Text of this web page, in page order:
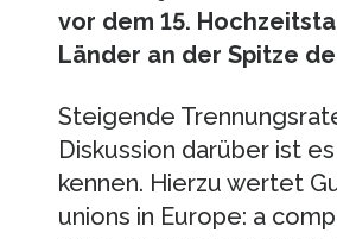
vor dem 15.
Länder an der Spitze
Steigende
Diskussion darüber ist
kennen. Hierzu wertet
unions in Europe: a